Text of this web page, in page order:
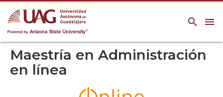
menu
search
Maestría en Administración
en línea